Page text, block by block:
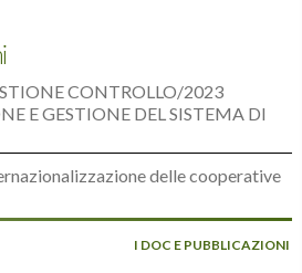
CONTROLLO/2023
E GESTIONE DEL SISTEMA DI
delle cooperative
I DOC E PUBBLICAZIONI